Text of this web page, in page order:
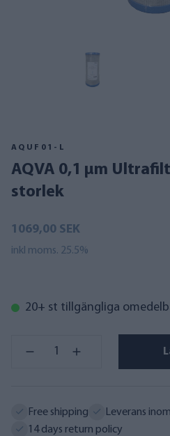
AQUF01-L
AQVA 0,1 µm Ultrafilter 10 tum BB/L
storlek
1069,00 SEK
inkl moms. 25.5%
20+ st tillgängliga
Free shipping
Leverans
14 days return policy